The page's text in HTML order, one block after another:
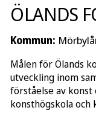
ÖLANDS
Kommun:
Målen för Ölands
utveckling inom
förståelse av
konsthögskola och